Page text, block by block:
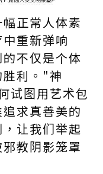
正常人体素
重新弹响
的不仅是个体
利。"神
试图用艺术包
求真善美的
让我们举起
教阴影笼罩